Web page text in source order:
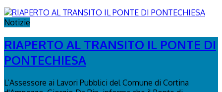
Notizie
RIAPERTO AL TRANSITO IL PONTE DI
PONTECHIESA
L’Assessore ai Lavori Pubblici del Comune di Cortina